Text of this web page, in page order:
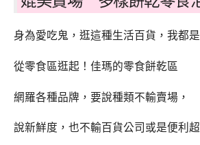
身為愛吃鬼，逛這種生活百貨，我都是
從零食區逛起！佳瑪的零食餅乾區
網羅各種品牌，要說種類不輸賣場，
說新鮮度，也不輸百貨公司或是便利超